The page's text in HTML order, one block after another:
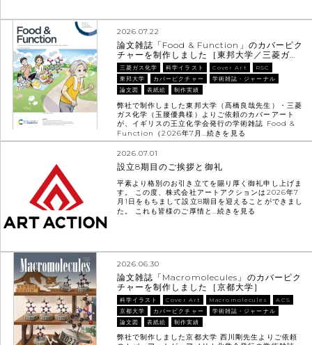
2026.07.22
論文雑誌「Food & Function」のカバーピク
チャーを制作しました［東邦大学／三菱ガ…
三菱ガス化学 科学イラスト Cover Art
RSC
東邦大学
カバーピクチャー
学術雑誌・ジャーナル
論文図
表紙絵 制作実績
弊社で制作しました東邦大学（髙橋良哉先生）・三菱
ガス化学（玉腰優典様）よりご依頼のカバーアート
が、イギリスの王立化学会発行の学術雑誌 Food &
Function（2026年7月…続きを見る
2026.07.01
設立8期目のご挨拶と御礼
平素より格別のお引き立てを賜り厚く御礼申し上げま
す。 この度、株式会社アートアクションは2026年7
月1日をもちまして設立8期目を迎えることができまし
た。 これも皆様のご厚情と…続きを見る
2026.06.30
論文雑誌「Macromolecules」のカバーピク
チャーを制作しました［京都大学］
科学イラスト Cover Art Macromolecules
ACS
京都大学
カバーピクチャー
学術雑誌・ジャーナル
論文図
表紙絵 制作実績
弊社で制作しました京都大学 西川剛先生よりご依頼